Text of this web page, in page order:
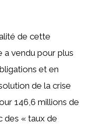
de cette
a vendu pour plus
et en
de la crise
146,6 millions de
des « taux de